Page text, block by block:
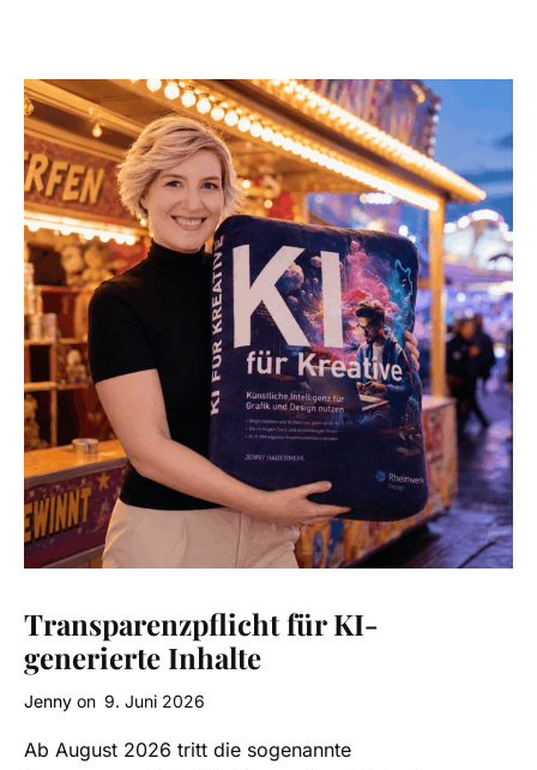
Transparenzpflicht für KI-
generierte Inhalte
Jenny on 9. Juni 2026
Ab August 2026 tritt die sogenannte